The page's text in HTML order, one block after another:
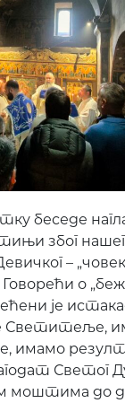
беседе
због
–
о
је
Светитеље,
имамо
Светог
моштима до